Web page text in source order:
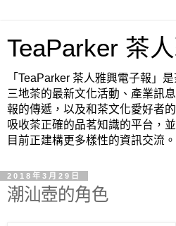
TeaParker 茶
「TeaParker 茶人雅興電子報」
三地茶的最新文化活動、產業訊
報的傳遞，以及和茶文化愛好者
吸收茶正確的品茗知識的平台，
目前正建構更多樣性的資訊交流
2018年3月29日
潮汕壺的角色